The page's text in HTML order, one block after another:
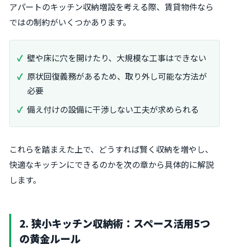
アパートのキッチン収納増設を考える際、賃貸物件なら
ではの制約がいくつかあります。
壁や床に穴を開けたり、大規模な工事はできない
原状回復義務があるため、取り外し可能な方法が
必要
備え付けの設備に干渉しない工夫が求められる
これらを踏まえた上で、どうすれば賢く収納を増やし、
快適なキッチンにできるのかを次の章から具体的に解説
します。
2. 狭小キッチン収納術：スペース活用5つ
の黄金ルール